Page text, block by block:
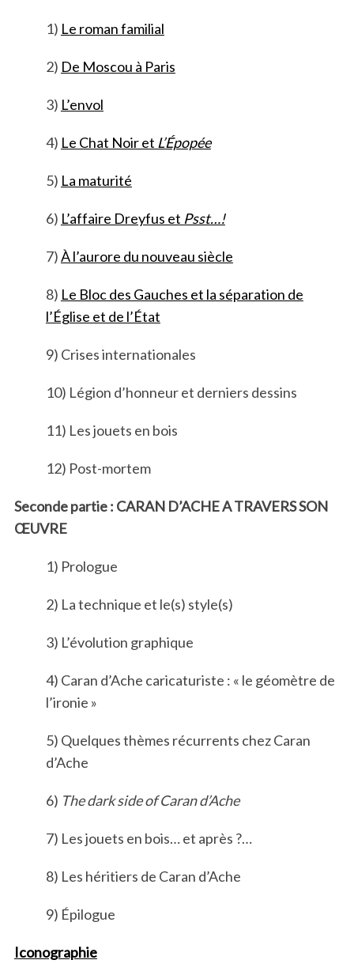
1) Le roman familial
2) De Moscou à Paris
3) L’envol
4) Le Chat Noir et L’Épopée
5) La maturité
6) L’affaire Dreyfus et Psst…!
7)À l’aurore du nouveau siècle
8) Le Bloc des Gauches et la séparation de
l’Église et de l’État
9) Crises internationales
10) Légion d’honneur et derniers dessins
11) Les jouets en bois
12) Post-mortem
Seconde partie : CARAN D’ACHE A TRAVERS SON
ŒUVRE
1) Prologue
2) La technique et le(s) style(s)
3) L’évolution graphique
4) Caran d’Ache caricaturiste : « le géomètre de
l’ironie »
5) Quelques thèmes récurrents chez Caran
d’Ache
6) The dark side of Caran d’Ache
7) Les jouets en bois… et après ?…
8) Les héritiers de Caran d’Ache
9) Épilogue
Iconographie